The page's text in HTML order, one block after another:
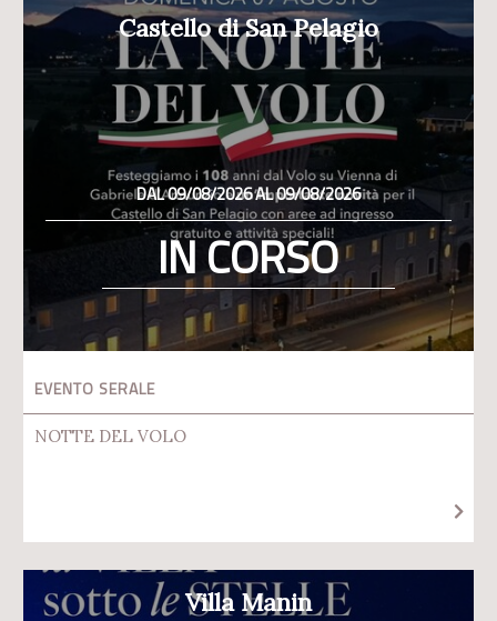
Castello di San Pelagio
DAL 09/08/2026 AL 09/08/2026
IN CORSO
EVENTO SERALE
NOTTE DEL VOLO
Villa Manin